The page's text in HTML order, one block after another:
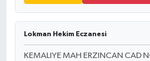
Lokman Hekim Eczanesi
KEMALIYE MAH ERZINCAN CAD